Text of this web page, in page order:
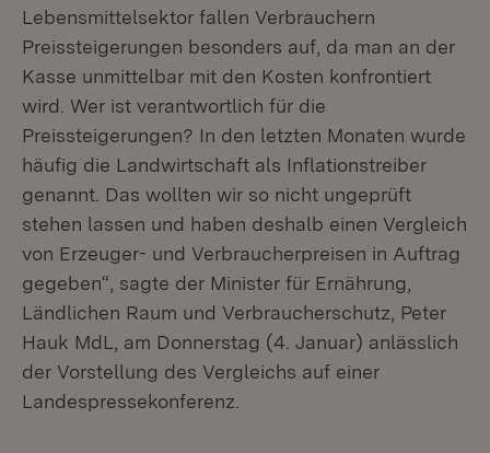
Lebensmittelsektor fallen Verbrauchern
Preissteigerungen besonders auf, da man an der
Kasse unmittelbar mit den Kosten konfrontiert
wird. Wer ist verantwortlich für die
Preissteigerungen? In den letzten Monaten wurde
häufig die Landwirtschaft als Inflationstreiber
genannt. Das wollten wir so nicht ungeprüft
stehen lassen und haben deshalb einen Vergleich
von Erzeuger- und Verbraucherpreisen in Auftrag
gegeben“, sagte der Minister für Ernährung,
Ländlichen Raum und Verbraucherschutz, Peter
Hauk MdL, am Donnerstag (4. Januar) anlässlich
der Vorstellung des Vergleichs auf einer
Landespressekonferenz.